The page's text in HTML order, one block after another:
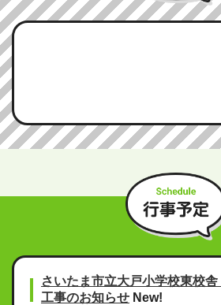
さいたま市立大戸小学校東校
工事のお知らせ New!